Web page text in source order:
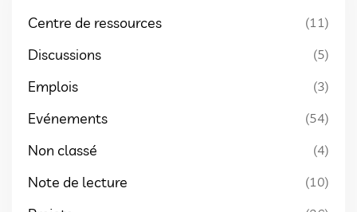
Centre de ressources
(11)
Discussions (5)
Emplois (3)
Evénements (54)
Non classé (4)
Note de lecture (10)